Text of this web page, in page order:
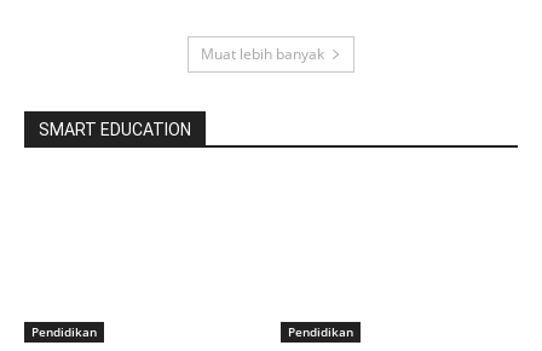
Muat lebih banyak
SMART EDUCATION
Pendidikan Pendidikan